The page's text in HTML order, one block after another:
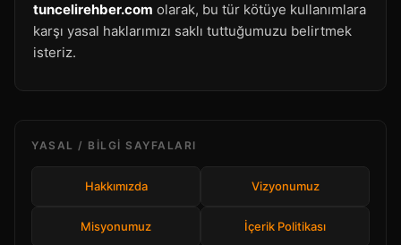
tuncelirehber.com olarak, bu tür kötüye kullanımlara
karşı yasal haklarımızı saklı tuttuğumuzu belirtmek
isteriz.
YASAL / BILGI SAYFALARI
Hakkımızda Vizyonumuz
Misyonumuz İçerik Politikası